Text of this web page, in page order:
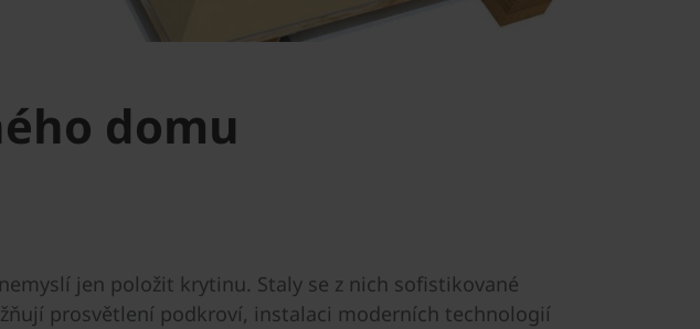
domu
jen položit krytinu. Staly se z nich sofistikované
prosvětlení podkroví, instalaci moderních technologií